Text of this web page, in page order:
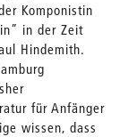
Komponistin
in der Zeit
Hindemith.
für Anfänger
wissen, dass